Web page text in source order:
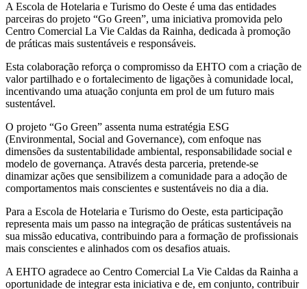
A Escola de Hotelaria e Turismo do Oeste é uma das entidades
parceiras do projeto “Go Green”, uma iniciativa promovida pelo
Centro Comercial La Vie Caldas da Rainha, dedicada à promoção
de práticas mais sustentáveis e responsáveis.
Esta colaboração reforça o compromisso da EHTO com a criação de
valor partilhado e o fortalecimento de ligações à comunidade local,
incentivando uma atuação conjunta em prol de um futuro mais
sustentável.
O projeto “Go Green” assenta numa estratégia ESG
(Environmental, Social and Governance), com enfoque nas
dimensões da sustentabilidade ambiental, responsabilidade social e
modelo de governança. Através desta parceria, pretende-se
dinamizar ações que sensibilizem a comunidade para a adoção de
comportamentos mais conscientes e sustentáveis no dia a dia.
Para a Escola de Hotelaria e Turismo do Oeste, esta participação
representa mais um passo na integração de práticas sustentáveis na
sua missão educativa, contribuindo para a formação de profissionais
mais conscientes e alinhados com os desafios atuais.
A EHTO agradece ao Centro Comercial La Vie Caldas da Rainha a
oportunidade de integrar esta iniciativa e de, em conjunto, contribuir